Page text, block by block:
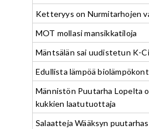
Ketteryys on Nurmitarhojen
MOT mollasi mansikkatiloja
Mäntsälän sai uudistetun K-
Edullista lämpöä
Männistön Puutarha Lopelta
kukkien laatutuottaja
Salaatteja Wääksyn